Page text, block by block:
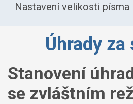
Nastavení velikosti písma
Úhrady za
Stanovení
se zvláštním